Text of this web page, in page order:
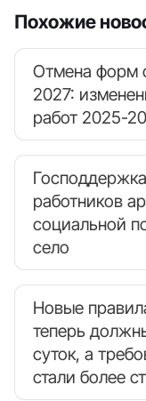
Похожие
Отмена форм
2027:
работ 2025-
работников
социальной
село
Новые
теперь
суток, а
стали более